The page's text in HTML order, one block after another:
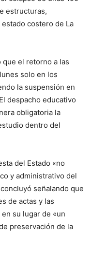
estructuras,
costero de La
que el retorno a las
solo en los
la suspensión en
despacho educativo
obligatoria la
dentro del
del Estado «no
y administrativo del
señalando que
de actas y las
su lugar de «un
preservación de la